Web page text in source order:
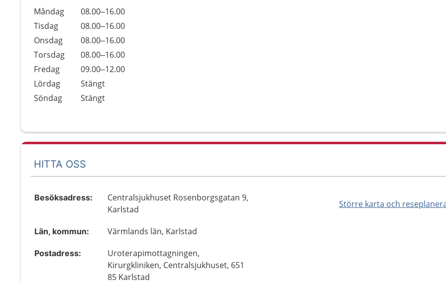
Dag
Öppettider
Kommentarer
Måndag
08.00–16.00
Tisdag
08.00–16.00
Onsdag
08.00–16.00
Torsdag
08.00–16.00
Fredag
09.00–12.00
Lördag
Stängt
Söndag
Stängt
HITTA OSS
Större karta och
Besöksadress:
Centralsjukhuset Rosenborgsgatan 9,
Karlstad
Län, kommun: Värmlands län, Karlstad
Postadress:
Uroterapimottagningen,
Kirurgkliniken, Centralsjukhuset, 651
85 Karlstad